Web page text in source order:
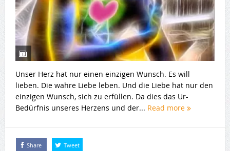
Unser Herz hat nur einen einzigen Wunsch. Es will
lieben. Die wahre Liebe leben. Und die Liebe hat nur den
einzigen Wunsch, sich zu erfüllen. Da dies das Ur-
Bedürfnis unseres Herzens und der... Read more
Share Tweet